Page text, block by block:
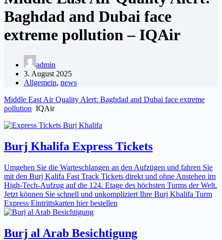
Baghdad and Dubai face
extreme pollution – IQAir
admin
3. August 2025
Allgemein, news
Middle East Air Quality Alert: Baghdad and Dubai face extreme
pollution IQAir
Burj Khalifa Express Tickets
Umgehen Sie die Warteschlangen an den Aufzügen und fahren Sie
mit den Burj Kalifa Fast Track Tickets direkt und ohne Anstehen im
High-Tech-Aufzug auf die 124. Etage des höchsten Turms der Welt.
Jetzt können Sie schnell und unkompliziert Ihre Burj Khalifa Turm
Express Eintrittskarten hier bestellen
Burj al Arab Besichtigung